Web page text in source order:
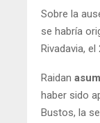
Sobre la
se habría
Rivadavia,
Raidan
haber sido
Bustos, la